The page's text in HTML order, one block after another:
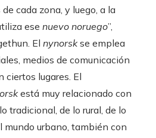
cada zona, y luego, a la
ese nuevo noruego”,
El nynorskse emplea
medios de comunicación
ciertos lugares. El
está muy relacionado con
tradicional, de lo rural, de lo
mundo urbano, también con